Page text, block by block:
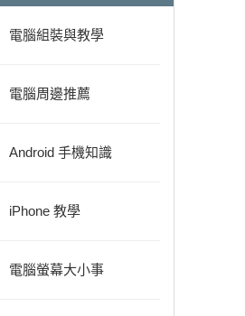
電腦組裝與教學
電腦周邊推薦
Android 手機知識
iPhone 教學
電腦螢幕大小事